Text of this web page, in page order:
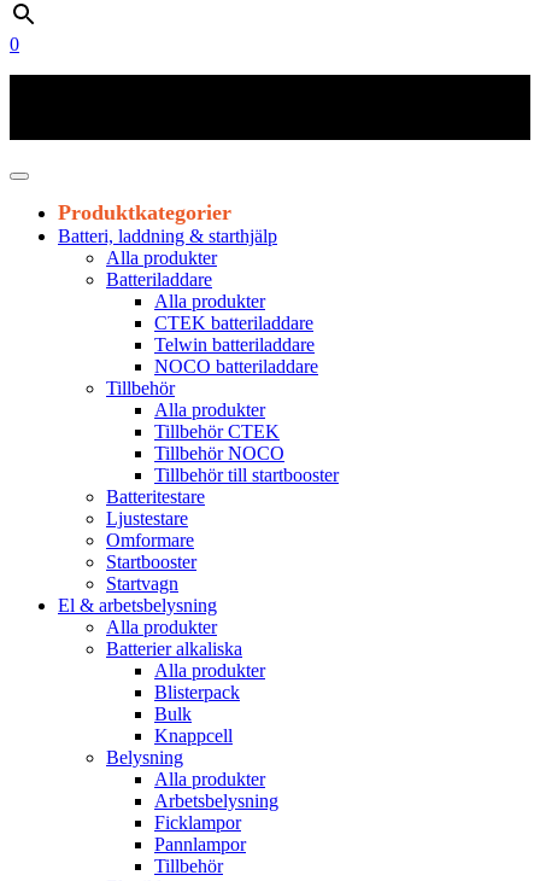
0
Produktkategorier
Batteri, laddning & starthjälp
Alla produkter
Batteriladdare
Alla produkter
CTEK batteriladdare
Telwin batteriladdare
NOCO batteriladdare
Tillbehör
Alla produkter
Tillbehör CTEK
Tillbehör NOCO
Tillbehör till startbooster
Batteritestare
Ljustestare
Omformare
Startbooster
Startvagn
El & arbetsbelysning
Alla produkter
Batterier alkaliska
Alla produkter
Blisterpack
Bulk
Knappcell
Belysning
Alla produkter
Arbetsbelysning
Ficklampor
Pannlampor
Tillbehör